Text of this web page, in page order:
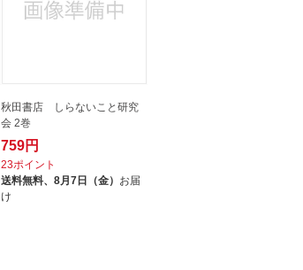
秋田書店 しらないこと研究
会 2巻
759円
23ポイント
送料無料、 8月7日（金） お届
け